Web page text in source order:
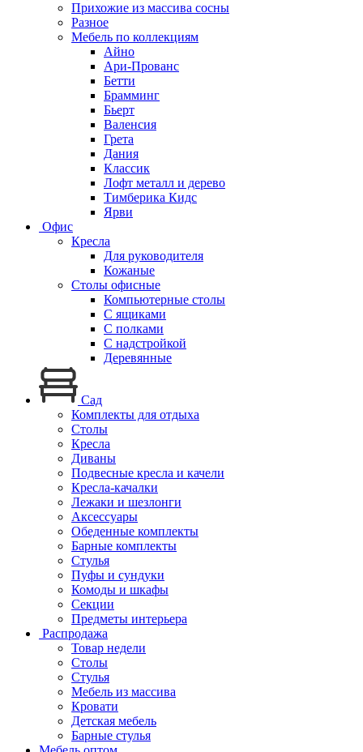
Прихожие из массива сосны
Разное
Мебель по коллекциям
Айно
Ари-Прованс
Бетти
Брамминг
Бьерт
Валенсия
Грета
Дания
Классик
Лофт металл и дерево
Тимберика Кидс
Ярви
Офис
Кресла
Для руководителя
Кожаные
Столы офисные
Компьютерные столы
С ящиками
С полками
С надстройкой
Деревянные
Сад
Комплекты для отдыха
Столы
Кресла
Диваны
Подвесные кресла и качели
Кресла-качалки
Лежаки и шезлонги
Аксессуары
Обеденные комплекты
Барные комплекты
Стулья
Пуфы и сундуки
Комоды и шкафы
Секции
Предметы интерьера
Распродажа
Товар недели
Столы
Стулья
Мебель из массива
Кровати
Детская мебель
Барные стулья